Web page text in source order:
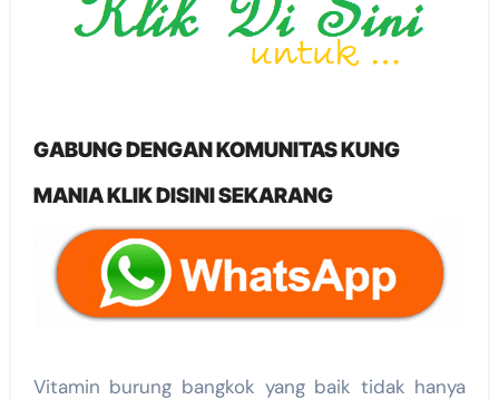
GABUNG DENGAN KOMUNITAS KUNG
MANIA KLIK DISINI SEKARANG
Vitamin burung bangkok yang baik tidak hanya